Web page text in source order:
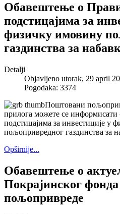
Обавештење о
подстицајима за
физичку имовину
газдинства за
Detalji
Objavljeno utorak, 29 april
Pogodaka: 3374
Поштовани
прилога можете се
подстицајима за инвестиције у
пољопривредног газдинства за
Opširnije...
Обавештење о
Покрајинског фонда
пољопривреде